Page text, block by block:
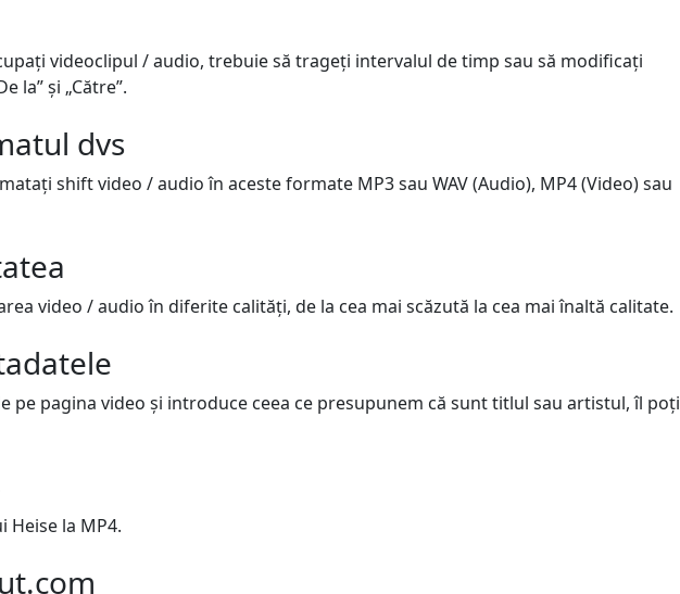
videoclipul / audio, trebuie să trageți intervalul de timp sau să modificați
la” și „Către”.
dvs
shift video / audio în aceste formate MP3 sau WAV (Audio), MP4 (Video) sau
video / audio în diferite calități, de la cea mai scăzută la cea mai înaltă calitate.
pe pagina video și introduce ceea ce presupunem că sunt titlul sau artistul, îl poți
la MP4.